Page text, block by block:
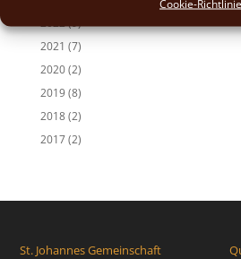
Cookie-Richtlinie
2022(9)
2021 (7)
2020(2)
2019(8)
2018(2)
2017(2)
St. Johannes Gemeinschaft